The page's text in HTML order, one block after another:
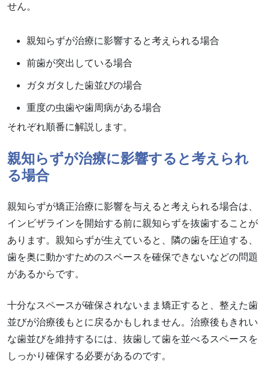
せん。
親知らずが治療に影響すると考えられる場合
前歯が突出している場合
ガタガタした歯並びの場合
重度の虫歯や歯周病がある場合
それぞれ順番に解説します。
親知らずが治療に影響すると考えられ
る場合
親知らずが矯正治療に影響を与えると考えられる場合は、
インビザラインを開始する前に親知らずを抜歯することが
あります。親知らずが生えていると、隣の歯を圧迫する、
歯を奥に動かすためのスペースを確保できないなどの問題
があるからです。
十分なスペースが確保されないまま矯正すると、整えた歯
並びが治療後もとに戻るかもしれません。治療後もきれい
な歯並びを維持するには、抜歯して歯を並べるスペースを
しっかり確保する必要があるのです。